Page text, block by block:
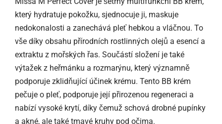
který hydratuje pokožku, sjednocuje ji, maskuje
nedokonalosti a zanechává pleť hebkou a vláčnou. To
vše díky obsahu přírodních rostlinných olejů a esencí a
extraktu z mořských řas. Součástí složení je také
výtažek z heřmánku a rozmarýnu, který významně
podporuje zklidňující účinek krému. Tento BB krém
pečuje o pleť, podporuje její přirozenou regeneraci a
nabízí vysoké krytí, díky čemuž schová drobné pupínky
a akné, ale také tmavé kruhy pod očima.